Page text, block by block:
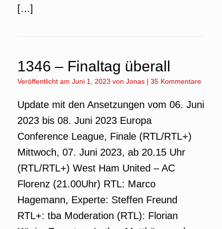
[…]
1346 – Finaltag überall
Veröffentlicht am Juni 1, 2023 von Jonas | 35 Kommentare
Update mit den Ansetzungen vom 06. Juni
2023 bis 08. Juni 2023 Europa
Conference League, Finale (RTL/RTL+)
Mittwoch, 07. Juni 2023, ab 20.15 Uhr
(RTL/RTL+) West Ham United – AC
Florenz (21.00Uhr) RTL: Marco
Hagemann, Experte: Steffen Freund
RTL+: tba Moderation (RTL): Florian